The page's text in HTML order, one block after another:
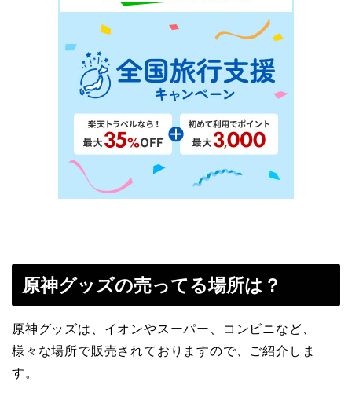
原神グッズの売ってる場所は？
原神グッズは、イオンやスーパー、コンビニなど、
様々な場所で販売されておりますので、ご紹介しま
す。